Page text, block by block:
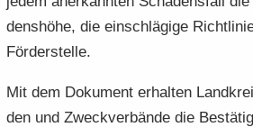
dens­hö­he, die ein­schlä­gi­ge
För­der­stel­le.
Mit dem Do­ku­ment er­hal­ten
den und Zweck­ver­bän­de die